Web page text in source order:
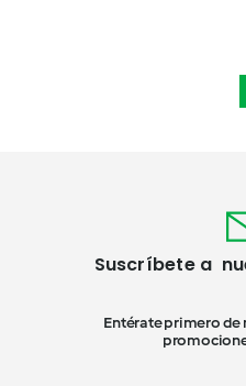
Suscríbete a
Entérate primero de